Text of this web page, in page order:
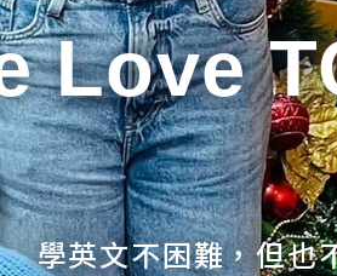
Love
學英文不困難，但也